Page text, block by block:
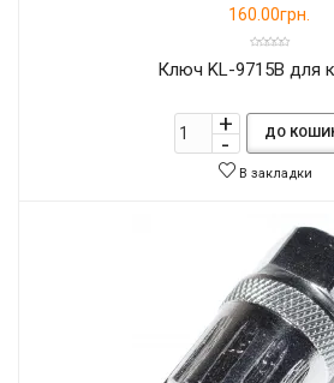
160.00грн.
Ключ KL-9715B для
ДО
В закладки